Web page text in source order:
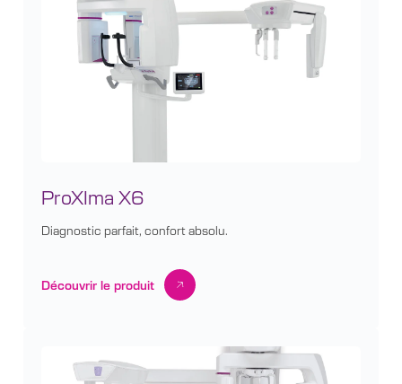
ProXIma X6
Diagnostic parfait, confort absolu.
Découvrir le produit